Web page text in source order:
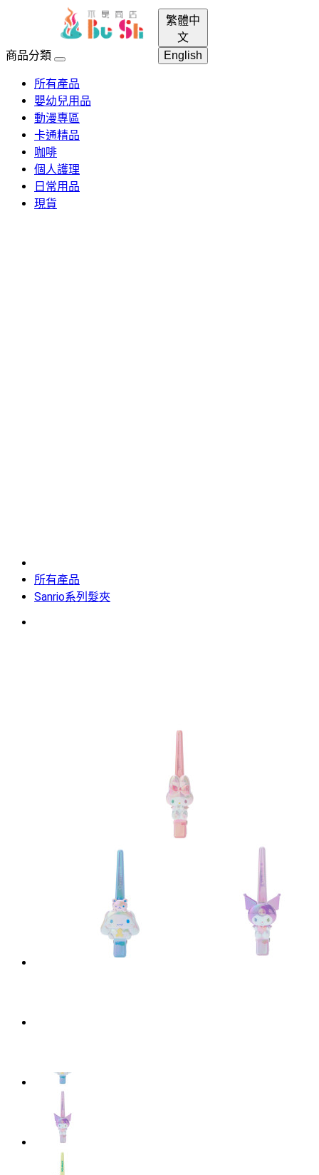
繁體中
文
English
商品分類
所有產品
嬰幼兒用品
動漫專區
卡通精品
咖啡
個人護理
日常用品
現貨
所有產品
Sanrio系列髮夾